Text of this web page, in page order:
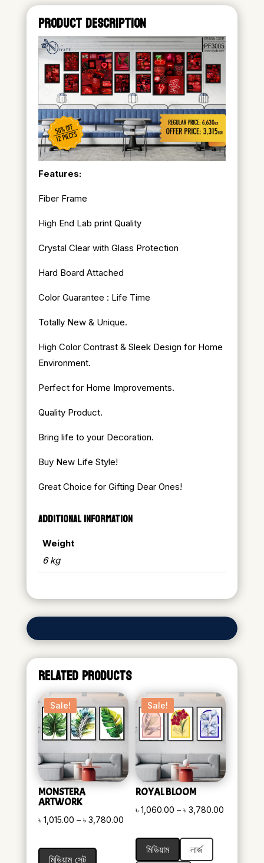
PRODUCT DESCRIPTION
Features:
Fiber Frame
High End Lab print Quality
Crystal Clear with Glass Protection
Hard Board Attached
Color Guarantee : Life Time
Totally New & Unique.
High Color Contrast & Sleek Design for Home
Environment.
Perfect for Home Improvements.
Quality Product.
Bring life to your Decoration.
Buy New Life Style!
Great Choice for Gifting Dear Ones!
ADDITIONAL INFORMATION
Weight
6 kg
RELATED PRODUCTS
Sale!
MONSTERA
ARTWORK
৳ 1,015.00 – ৳ 3,780.00Price
৳ 1,015.00
মিডিয়াম সেট
Sale!
ROYAL BLOOM
৳1,060.00 – ৳3,780.00
মিডিয়াম
লার্জ